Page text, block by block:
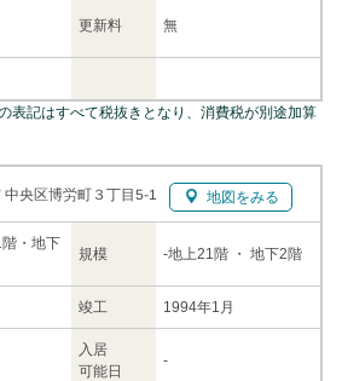
更新料 無
中央区博労町３丁目5-1 地図をみる
・地下
規模 -地上21階 ・ 地下2階
竣工 1994年1月
入居
可能日
-
表記はすべて税抜きとなり、消費税が別途加算